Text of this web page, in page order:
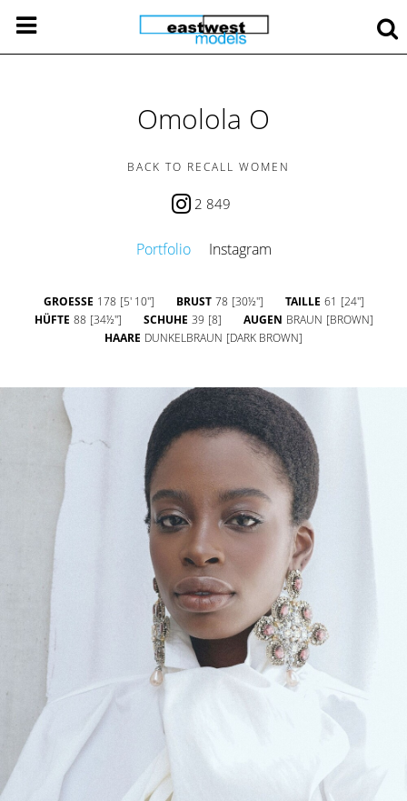
Omolola O
BACK TO RECALL WOMEN
2 849
Portfolio Instagram
GROESSE 178 [5' 10''] BRUST 78 [30½''] TAILLE 61 [24'']
HÜFTE 88 [34½''] SCHUHE 39 [8] AUGEN BRAUN [BROWN]
HAARE DUNKELBRAUN [DARK BROWN]